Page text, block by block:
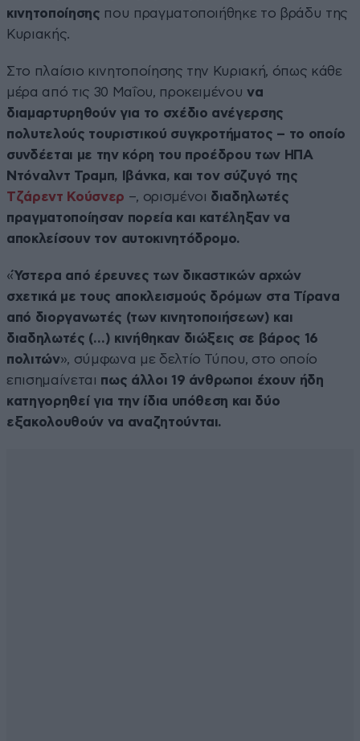
κινητοποίησης που πραγματοποιήθηκε το βράδυ της
Κυριακής.
Στο πλαίσιο κινητοποίησης την Κυριακή, όπως κάθε
μέρα από τις 30 Μαΐου, προκειμένουνα
διαμαρτυρηθούν για το σχέδιο ανέγερσης
πολυτελούς τουριστικού συγκροτήματος – το οποίο
συνδέεται με την κόρη του προέδρου των ΗΠΑ
Ντόναλντ Τραμπ, Ιβάνκα, και τον σύζυγό της
Τζάρεντ Κούσνερ –, ορισμένοι διαδηλωτές
πραγματοποίησαν πορεία και κατέληξαν να
αποκλείσουν τον αυτοκινητόδρομο.
«Ύστερα από έρευνες των δικαστικών αρχών
σχετικά με τους αποκλεισμούς δρόμων στα Τίρανα
από διοργανωτές (των κινητοποιήσεων) και
διαδηλωτές (…) κινήθηκαν διώξεις σε βάρος 16
πολιτών», σύμφωνα με δελτίο Τύπου, στο οποίο
επισημαίνεται πως άλλοι 19 άνθρωποι έχουν ήδη
κατηγορηθεί για την ίδια υπόθεση και δύο
εξακολουθούν να αναζητούνται.